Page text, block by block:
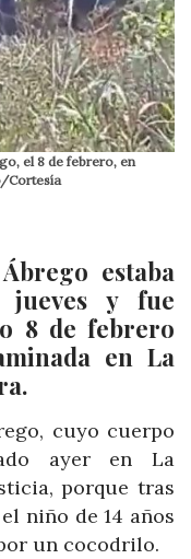
el 8 de febrero, en
Cortesía
estaba
jueves y fue
8 de febrero
en La
cuyo cuerpo
ayer en La
porque tras
niño de 14 años
un cocodrilo.